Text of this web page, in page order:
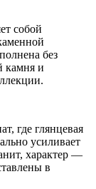
собой
без
камня и
где глянцевая
усиливает
характер —
в